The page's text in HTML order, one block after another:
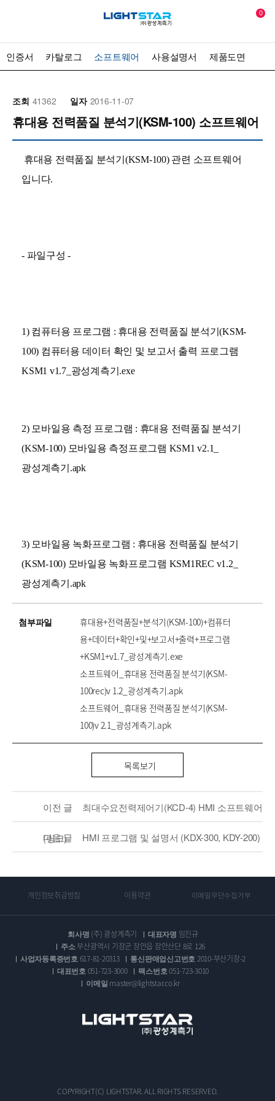
0
인증서 카탈로그 소프트웨어 사용설명서 제품도면
조회 41362 일자 2016-11-07
휴대용 전력품질 분석기(KSM-100) 소프트웨어
휴대용 전력품질 분석기(KSM-100) 관련 소프트웨어
입니다.
- 파일구성 -
1) 컴퓨터용 프로그램 : 휴대용 전력품질 분석기(KSM-
100) 컴퓨터용 데이터 확인 및 보고서 출력 프로그램
KSM1 v1.7_광성계측기.exe
2) 모바일용 측정 프로그램 : 휴대용 전력품질 분석기
(KSM-100) 모바일용 측정프로그램 KSM1 v2.1_
광성계측기.apk
3) 모바일용 녹화프로그램 : 휴대용 전력품질 분석기
(KSM-100) 모바일용 녹화프로그램 KSM1REC v1.2_
광성계측기.apk
첨부파일
휴대용+전력품질+분석기(KSM-100)+컴퓨터
용+데이터+확인+및+보고서+출력+프로그램
+KSM1+v1.7_광성계측기.exe
소프트웨어_휴대용 전력품질 분석기(KSM-
100rec)v 1.2_광성계측기.apk
소프트웨어_휴대용 전력품질 분석기(KSM-
100)v 2.1_광성계측기.apk
목록보기
이전 글 최대수요전력제어기(KCD-4) HMI 소프트웨어
(링크)
다음 글 HMI 프로그램 및 설명서 (KDX-300, KDY-200)
개인정보취급방침 이용약관 이메일무단수집거부
회사명 (주) 광성계측기 대표자명 임진규
주소부산광역시 기장군 장안읍 장안산단 8로 126
사업자등록증번호 617-81-20313 통신판매업신고번호 2010-부산기장-2
대표번호 051-723-3000 팩스번호051-723-3010
이메일 master@lightstar.co.kr
COPYRIGHT(C) LIGHTSTAR. ALL RIGHTS RESERVED.